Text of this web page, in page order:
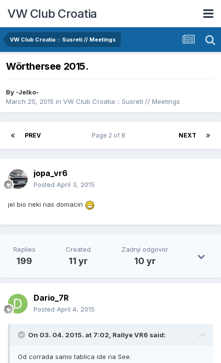
VW Club Croatia
VW Club Croatia :: Susreti // Meetings
Wörthersee 2015.
By -Jelko-
March 25, 2015 in VW Club Croatia :: Susreti // Meetings
PREV NEXT
Page 2 of 8
jopa_vr6
Posted April 3, 2015
jel bio neki nas domacin
Replies
199
Created
11 yr
Zadnji odgovor
10 yr
Dario_7R
Posted April 4, 2015
On 03. 04. 2015. at 7:02, Rallye VR6 said:
Od corrada samo tablica ide na See.